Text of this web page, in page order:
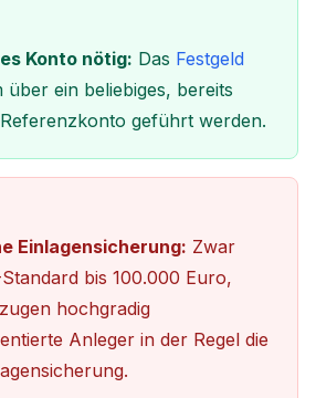
Konto nötig: Das Festgeld
über ein beliebiges, bereits
geführt werden.
Einlagensicherung: Zwar
bis 100.000 Euro,
hochgradig
Anleger in der Regel die